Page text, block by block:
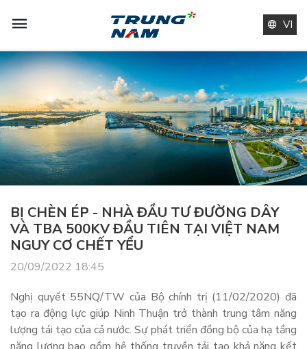
VI
BỊ CHÈN ÉP - NHÀ ĐẦU TƯ ĐƯỜNG DÂY
VÀ TBA 500KV ĐẦU TIÊN TẠI VIỆT NAM
NGUY CƠ CHẾT YỂU
20/09/2022 18:45
Nghị quyết 55NQ/TW của Bộ chính trị (11/02/2020) đã
tạo ra động lực giúp Ninh Thuận trở thành trung tâm năng
lượng tái tạo của cả nước. Sự phát triển đồng bộ của hạ tầng